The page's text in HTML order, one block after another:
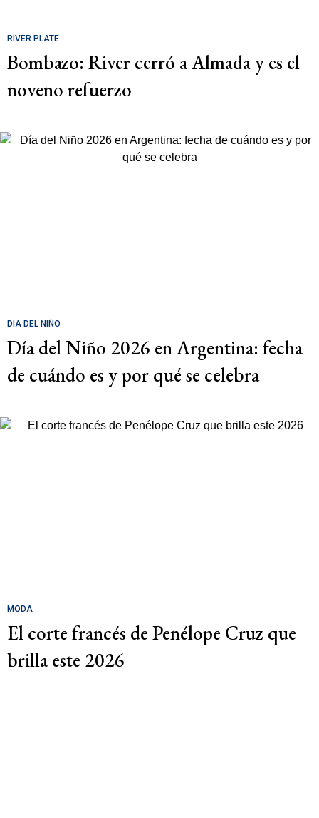
RIVER PLATE
Bombazo: River cerró a Almada y es el
noveno refuerzo
DÍA DEL NIÑO
Día del Niño 2026 en Argentina: fecha
de cuándo es y por qué se celebra
MODA
El corte francés de Penélope Cruz que
brilla este 2026